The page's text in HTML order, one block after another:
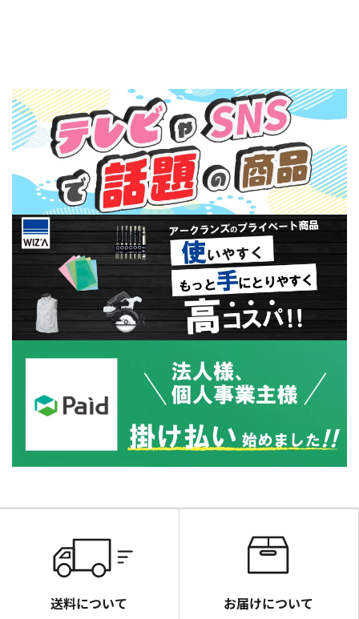
送料について お届けについて